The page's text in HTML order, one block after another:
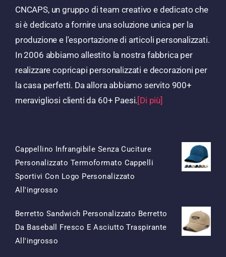
CNCAPS, un gruppo di team creativo e dedicato che
si è dedicato a fornire una soluzione unica per la
produzione e l'esportazione di articoli personalizzati.
In 2006 abbiamo allestito la nostra fabbrica per
realizzare copricapi personalizzati e decorazioni per
la casa perfetti. Da allora abbiamo servito 900+
meravigliosi clienti da 60+ Paesi.[Di più]
Cappellino Infrangibile Senza Cuciture
Personalizzato Termoformato Cappelli
Sportivi Con Logo Personalizzato
All'ingrosso
Originale
Era:
Attuale
È:
Berretto Sandwich Personalizzato Berretto
Da Baseball Fresco E Asciutto Traspirante
All'ingrosso